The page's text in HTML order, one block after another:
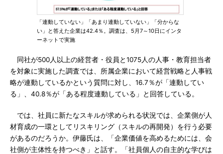
「連動していない」「あまり連動していない」「分からな
い」と答えた企業は42.4％。調査は、5月7～10日にインタ
ーネットで実施
同社が500人以上の経営者・役員と1075人の人事・教育担当者
を対象に実施した調査では、所属企業において経営戦略と人事戦
略が連動しているかという質問に対し、16.7％が「連動してい
る」、40.8％が「ある程度連動している」と回答している。
では、社員に新たなスキルが求められる状況では、企業側が人
材育成の一環としてリスキリング（スキルの再開発）を行う必要
があるのだろうか。伊藤氏は、「企業価値を高めるためには、会
社側が主体性を持つべき」と話す。「社員個人の自主的な学びは